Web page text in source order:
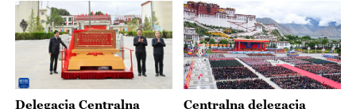
Delegacja Centralna
Centralna delegacja